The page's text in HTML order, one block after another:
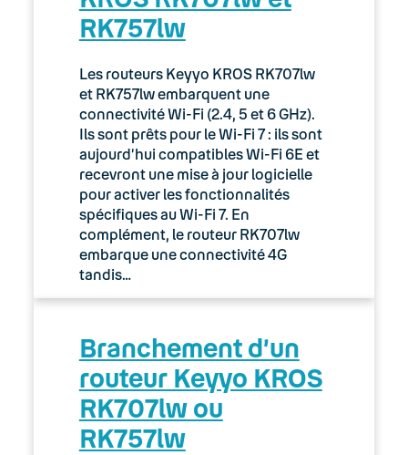
03. Accès Internet
04. Téléphonie fixe
05. Téléphonie Mobile
06. Cybersécurité
Keyyo Connect
Keyyo Visio
RK757lw
Les routeurs Keyyo KROS RK707lw
et RK757lw embarquent une
connectivité Wi-Fi (2.4, 5 et 6 GHz).
Ils sont prêts pour le Wi-Fi 7 : ils sont
aujourd’hui compatibles Wi-Fi 6E et
recevront une mise à jour logicielle
pour activer les fonctionnalités
spécifiques au Wi-Fi 7. En
complément, le routeur RK707lw
embarque une connectivité 4G
tandis…
Branchement d’un
routeur Keyyo KROS
RK707lw ou
RK757lw